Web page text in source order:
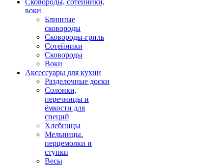
Сковороды, сотейники,
воки
Блинные
сковороды
Сковороды-гриль
Сотейники
Сковороды
Воки
Аксессуары для кухни
Разделочные доски
Солонки,
перечницы и
ёмкости для
специй
Хлебницы
Мельницы.
перцемолки и
ступки
Весы